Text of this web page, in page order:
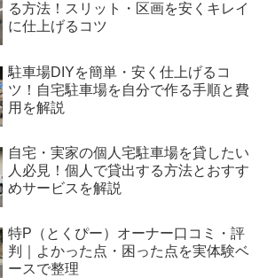
る方法！スリット・区画を安くキレイ
に仕上げるコツ
駐車場DIYを簡単・安く仕上げるコ
ツ！自宅駐車場を自分で作る手順と費
用を解説
自宅・実家の個人宅駐車場を貸したい
人必見！個人で貸出する方法とおすす
めサービスを解説
特P（とくぴー）オーナー口コミ・評
判｜よかった点・困った点を実体験ベ
ースで整理